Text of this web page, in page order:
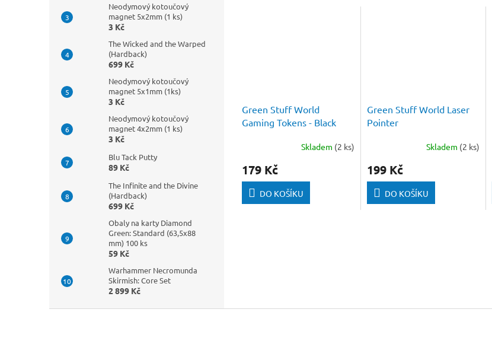
Neodymový kotoučový
magnet 5x2mm (1 ks)
3 Kč
The Wicked and the Warped
(Hardback)
699 Kč
Neodymový kotoučový
magnet 5x1mm (1ks)
3 Kč
Neodymový kotoučový
magnet 4x2mm (1 ks)
3 Kč
Blu Tack Putty
89 Kč
The Infinite and the Divine
(Hardback)
699 Kč
Obaly na karty Diamond
Green: Standard (63,5x88
mm) 100 ks
59 Kč
Warhammer Necromunda
Skirmish: Core Set
2 899 Kč
Green Stuff World
Gaming Tokens - Black
Skladem (2 ks)
179 Kč
DO KOŠÍKU
Green Stuff World Laser
Pointer
Skladem (2 ks)
199 Kč
DO KOŠÍKU